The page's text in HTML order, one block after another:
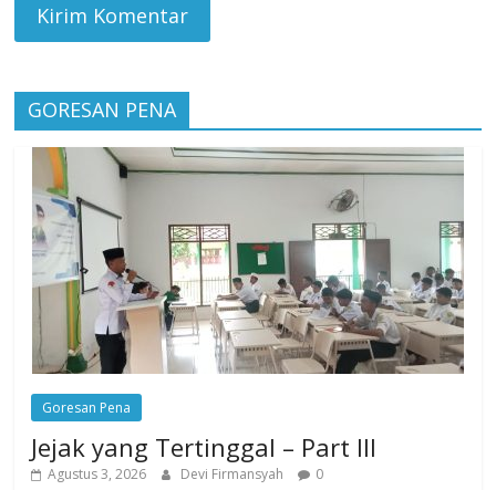
GORESAN PENA
Goresan Pena
Jejak yang Tertinggal – Part III
Agustus 3, 2026 Devi Firmansyah 0